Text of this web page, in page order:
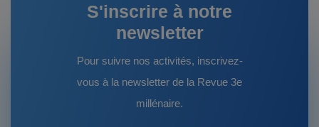
S'inscrire à notre
newsletter
Pour suivre nos activités, inscrivez-
vous à la newsletter de la Revue 3e
millénaire.